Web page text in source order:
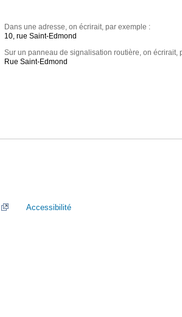
Dans une adresse, on écrirait, par exemple :
10, rue Saint-Edmond
Sur un panneau de signalisation routière, on écrirait,
Rue Saint-Edmond
Accessibilité